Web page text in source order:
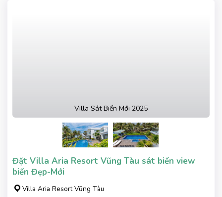
Villa Sát Biển Mới 2025
Đặt Villa Aria Resort Vũng Tàu sát biển view
biển Đẹp-Mới
Villa Aria Resort Vũng Tàu